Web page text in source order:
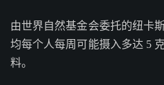
由世界自然基金会委托的纽卡
均每个人每周可能摄入多达 5
料。